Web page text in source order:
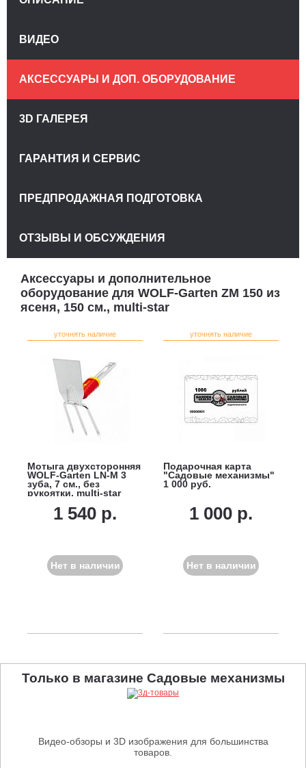
Аксессуары и дополнительное
оборудование для WOLF-Garten ZM 150 из
ясеня, 150 см., multi-star
уточнять наличие
Мотыга двухсторонняя
WOLF-Garten LN-M 3
зуба, 7 см., без
рукоятки, multi-star
1 540 р.
Нет в наличии
уточнять наличие
Подарочная карта
"Садовые механизмы"
1 000 руб.
1 000 р.
Нет в наличии
ВИДЕО
АКСЕССУАРЫ И ДОП. ОБОРУДОВАНИЕ
3D ГАЛЕРЕЯ
ГАРАНТИЯ И СЕРВИС
ПРЕДПРОДАЖНАЯ ПОДГОТОВКА
ОТЗЫВЫ И ОБСУЖДЕНИЯ
Только в магазине Садовые механизмы
Видео-обзоры и 3D изображения для большинства
товаров.